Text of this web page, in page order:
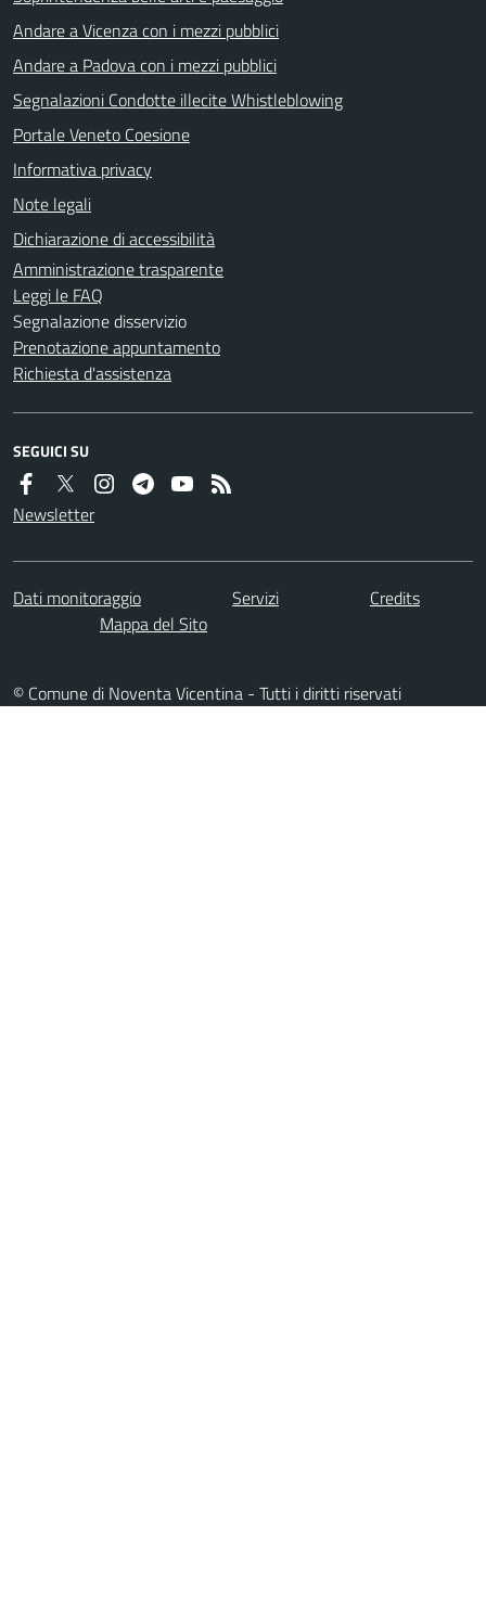
Andare a Vicenza con i mezzi pubblici
Andare a Padova con i mezzi pubblici
Segnalazioni Condotte illecite Whistleblowing
Portale Veneto Coesione
Informativa privacy
Note legali
Dichiarazione di accessibilità
Amministrazione trasparente
Leggi le FAQ
Segnalazione disservizio
Prenotazione appuntamento
Richiesta d'assistenza
SEGUICI SU
Newsletter
Dati monitoraggio Servizi
Credits
Mappa del Sito
© Comune di Noventa Vicentina - Tutti i diritti riservati